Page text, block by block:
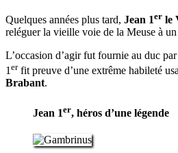
Quelques années plus tard, Jean 1er le
reléguer la vieille voie de la Meuse à
L’occasion d’agir fut fournie au duc
1erfit preuve d’une extrême habileté
Brabant.
Jean 1er, héros d’une légende